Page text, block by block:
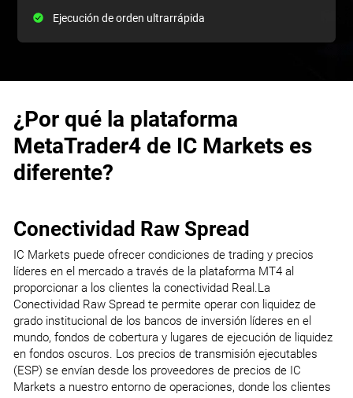
Ejecución de orden ultrarrápida
¿Por qué la plataforma
MetaTrader4 de IC Markets es
diferente?
Conectividad Raw Spread
IC Markets puede ofrecer condiciones de trading y precios
líderes en el mercado a través de la plataforma MT4 al
proporcionar a los clientes la conectividad Real.La
Conectividad Raw Spread te permite operar con liquidez de
grado institucional de los bancos de inversión líderes en el
mundo, fondos de cobertura y lugares de ejecución de liquidez
en fondos oscuros. Los precios de transmisión ejecutables
(ESP) se envían desde los proveedores de precios de IC
Markets a nuestro entorno de operaciones, donde los clientes